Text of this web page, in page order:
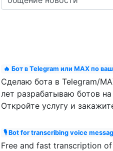
🔥 Бот в Telegram или MAX по
Сделаю бота в Telegram/
лет разрабатываю ботов
Откройте услугу и
🎙 Bot for transcribing voice
Free and fast transcription